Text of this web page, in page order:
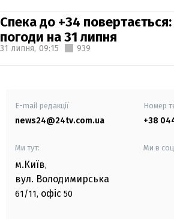
Спека до +34
погоди на 31 липня
31 липня, 09:15 939
E-mail редакції
news24@24tv.com.ua
Номер
+38
Ми тут:
м.Київ,
вул. Володимирська
61/11, офіс 50
Ми в